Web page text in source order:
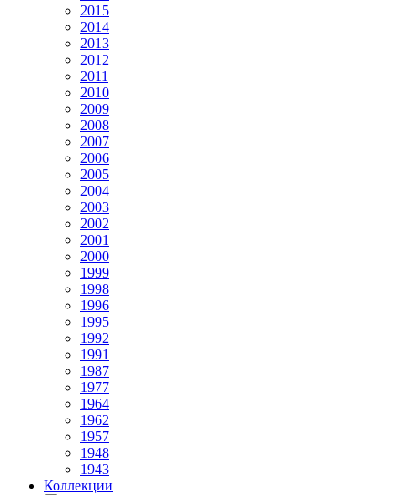
2015
2014
2013
2012
2011
2010
2009
2008
2007
2006
2005
2004
2003
2002
2001
2000
1999
1998
1996
1995
1992
1991
1987
1977
1964
1962
1957
1948
1943
Коллекции